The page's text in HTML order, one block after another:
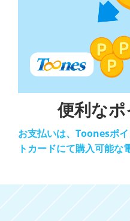
便利な
お支払いは、Toonesポ
トカードにて購入可能な